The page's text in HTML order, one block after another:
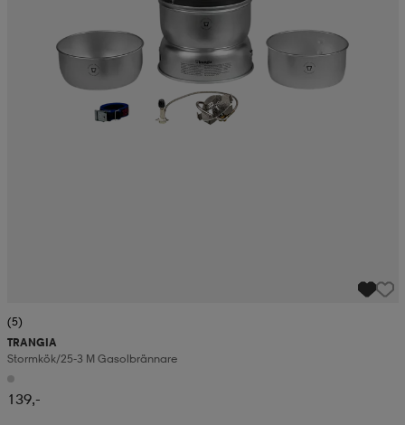
(5)
TRANGIA
Stormkök/25-3 M Gasolbrännare
139,-